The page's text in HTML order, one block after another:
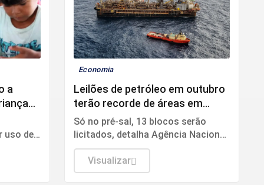
a
uso de
Economia
Leilões de petróleo em outubro
terão recorde de áreas em
disputa
Só no pré-sal, 13 blocos serão
licitados, detalha Agência Nacional
do Petróleo, Gás Natural e
Biocombustíveis (ANP).
Visualizar